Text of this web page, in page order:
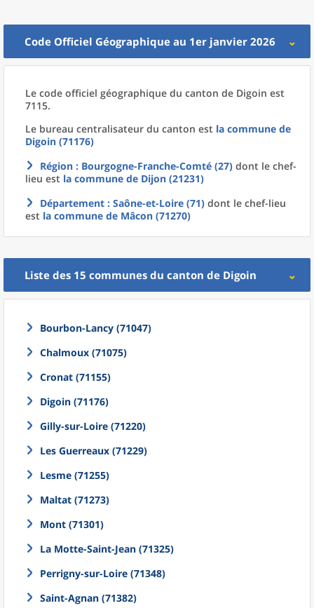
Code Officiel Géographique au 1er janvier 2026
Le code officiel géographique du canton de Digoin est
7115.
Le bureau centralisateur du canton est la commune de
Digoin (71176)
Région : Bourgogne-Franche-Comté (27) dont le chef-
lieu est la commune de Dijon (21231)
Département : Saône-et-Loire (71) dont le chef-lieu
est la commune de Mâcon (71270)
Liste des 15 communes du canton de Digoin
Bourbon-Lancy (71047)
Chalmoux (71075)
Cronat (71155)
Digoin (71176)
Gilly-sur-Loire (71220)
Les Guerreaux (71229)
Lesme (71255)
Maltat (71273)
Mont (71301)
La Motte-Saint-Jean (71325)
Perrigny-sur-Loire (71348)
Saint-Agnan (71382)